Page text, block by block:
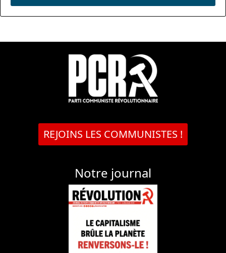
REJOINS LES COMMUNISTES !
Notre journal